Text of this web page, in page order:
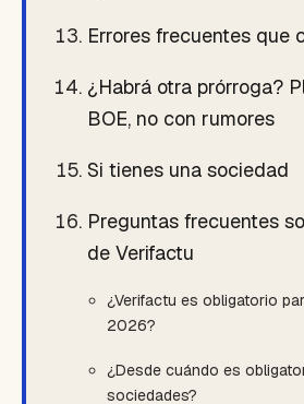
Errores frecuentes que
¿Habrá otra prórroga?
BOE, no con rumores
Si tienes una sociedad
Preguntas frecuentes
de Verifactu
¿Verifactu es obligatorio
2026?
¿Desde cuándo es
sociedades?